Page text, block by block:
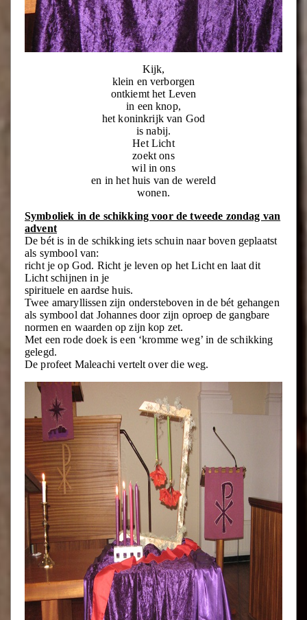
Kijk,
klein en verborgen
ontkiemt het Leven
in een knop,
het koninkrijk van God
is nabij.
Het Licht
zoekt ons
wil in ons
en in het huis van de wereld
wonen.
Symboliek in de schikking voor de tweede zondag van
advent
De bét is in de schikking iets schuin naar boven geplaatst
als symbool van:
richt je op God. Richt je leven op het Licht en laat dit
Licht schijnen in je
spirituele en aardse huis.
Twee amaryllissen zijn ondersteboven in de bét gehangen
als symbool dat Johannes door zijn oproep de gangbare
normen en waarden op zijn kop zet.
Met een rode doek is een ‘kromme weg’ in de schikking
gelegd.
De profeet Maleachi vertelt over die weg.